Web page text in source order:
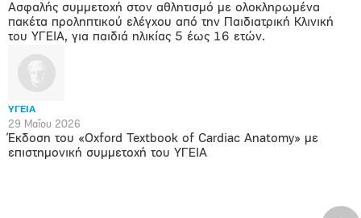
Ασφαλής συμμετοχή στον αθλητισμό με ολοκληρωμένα
πακέτα προληπτικού ελέγχου από την Παιδιατρική Κλινική
του ΥΓΕΙΑ, για παιδιά ηλικίας 5 έως 16 ετών.
ΥΓΕΙΑ
29 Μαΐου 2026
Έκδοση του «Oxford Textbook of Cardiac Anatomy» με
επιστημονική συμμετοχή του ΥΓΕΙΑ